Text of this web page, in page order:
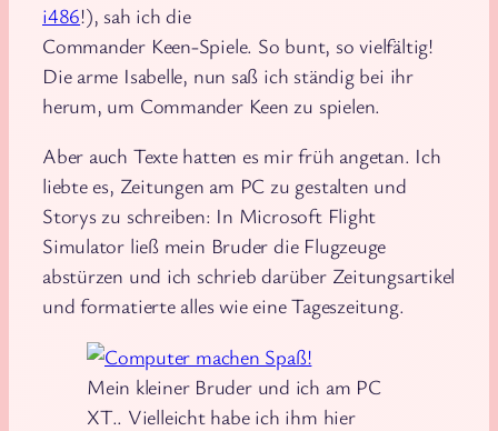
i486!), sah ich die
Commander Keen-Spiele. So bunt, so vielfältig!
Die arme Isabelle, nun saß ich ständig bei ihr
herum, um Commander Keen zu spielen.
Aber auch Texte hatten es mir früh angetan. Ich
liebte es, Zeitungen am PC zu gestalten und
Storys zu schreiben: In Microsoft Flight
Simulator ließ mein Bruder die Flugzeuge
abstürzen und ich schrieb darüber Zeitungsartikel
und formatierte alles wie eine Tageszeitung.
Mein kleiner Bruder und ich am PC
XT.. Vielleicht habe ich ihm hier